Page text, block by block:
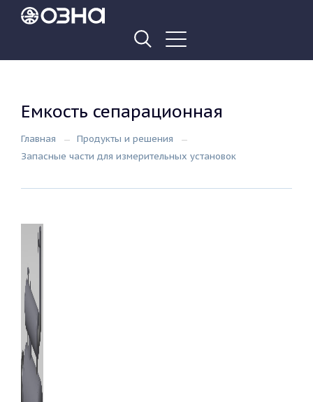
Емкость сепарационная
Главная
Продукты и решения
Запасные части для измерительных установок